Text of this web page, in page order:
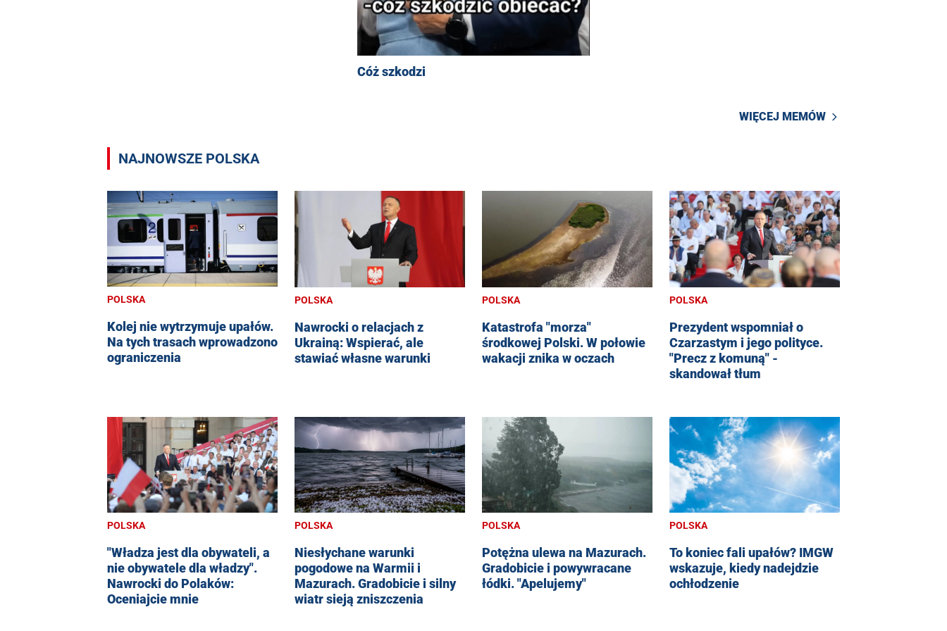
Cóż szkodzi
WIĘCEJ MEMÓW
NAJNOWSZE POLSKA
POLSKA
Kolej nie wytrzymuje upałów.
Na tych trasach wprowadzono
ograniczenia
POLSKA
Nawrocki o relacjach z
Ukrainą: Wspierać, ale
stawiać własne warunki
POLSKA
Katastrofa "morza"
środkowej Polski. W połowie
wakacji znika w oczach
POLSKA
Prezydent wspomniał o
Czarzastym i jego polityce.
"Precz z komuną" -
skandował tłum
POLSKA
"Władza jest dla obywateli, a
nie obywatele dla władzy".
Nawrocki do Polaków:
Oceniajcie mnie
POLSKA
Niesłychane warunki
pogodowe na Warmii i
Mazurach. Gradobicie i silny
wiatr sieją zniszczenia
POLSKA
Potężna ulewa na Mazurach.
Gradobicie i powywracane
łódki. "Apelujemy"
POLSKA
To koniec fali upałów? IMGW
wskazuje, kiedy nadejdzie
ochłodzenie